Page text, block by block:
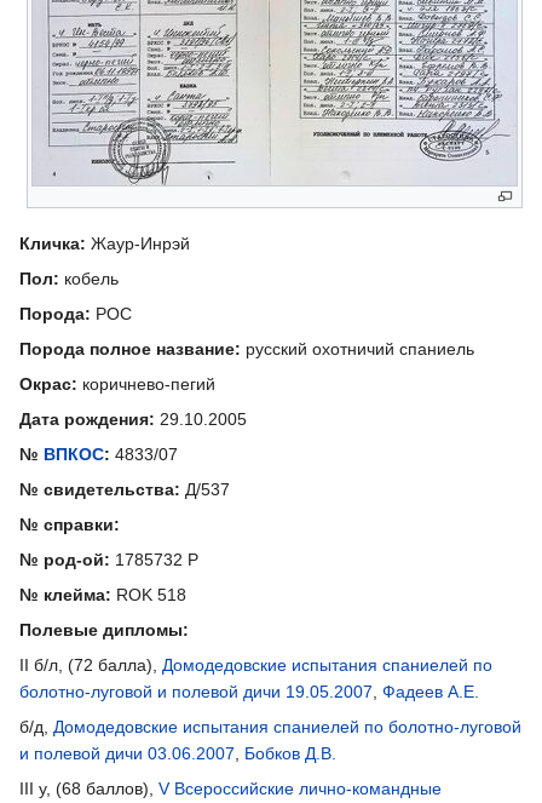
Кличка: Жаур-Инрэй
Пол: кобель
Порода: РОС
Порода полное название: русский охотничий спаниель
Окрас: коричнево-пегий
Дата рождения: 29.10.2005
№ ВПКОС: 4833/07
№ свидетельства: Д/537
№ справки:
№ род-ой: 1785732 Р
№ клейма: ROK 518
Полевые дипломы:
II б/л, (72 балла), Домодедовские испытания спаниелей по
болотно-луговой и полевой дичи 19.05.2007 Фадеев А.Е.
б/д, Домодедовские испытания спаниелей по болотно-луговой
и полевой дичи 03.06.2007
Бобков Д.В.
III у, (68 баллов), V Всероссийские лично-командные